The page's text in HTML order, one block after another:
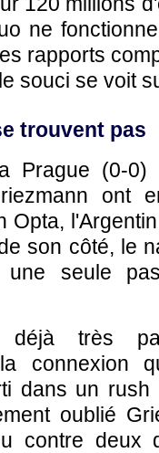
ne
rapports
souci se voit
trouvent pas
Prague (0-
ont
Opta,
son côté, le
une seule
très
connexion
dans un
oublié
contre deux